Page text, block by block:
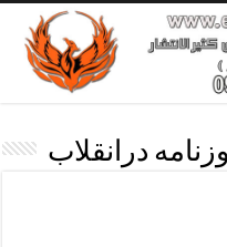
درانقلاب